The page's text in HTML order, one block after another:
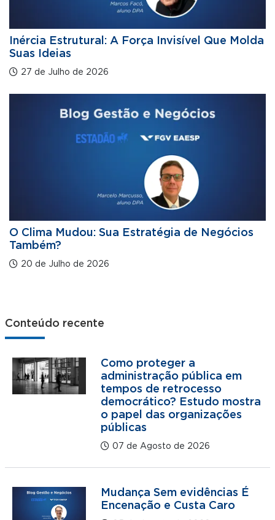
Inércia Estrutural: A Força Invisível Que Molda
Suas Ideias
27 de Julho de 2026
O Clima Mudou: Sua Estratégia de Negócios
Também?
20 de Julho de 2026
Conteúdo recente
Como proteger a
administração pública em
tempos de retrocesso
democrático? Estudo mostra
o papel das organizações
públicas
07 de Agosto de 2026
Mudança Sem evidências É
Encenação e Custa Caro